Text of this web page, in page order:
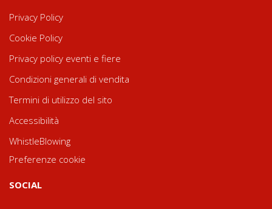
Privacy Policy
Cookie Policy
Privacy policy eventi e fiere
Condizioni generali di vendita
Termini di utilizzo del sito
Accessibilità
WhistleBlowing
Preferenze cookie
SOCIAL